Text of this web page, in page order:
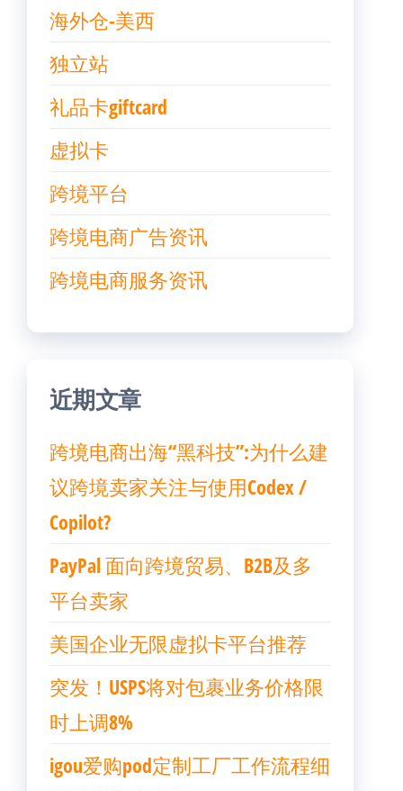
海外仓-美西
独立站
礼品卡giftcard
虚拟卡
跨境平台
跨境电商广告资讯
跨境电商服务资讯
近期文章
跨境电商出海“黑科技”:为什么建
议跨境卖家关注与使用Codex /
Copilot?
PayPal 面向跨境贸易、B2B及多
平台卖家
美国企业无限虚拟卡平台推荐
突发！USPS将对包裹业务价格限
时上调8%
igou爱购pod定制工厂工作流程细